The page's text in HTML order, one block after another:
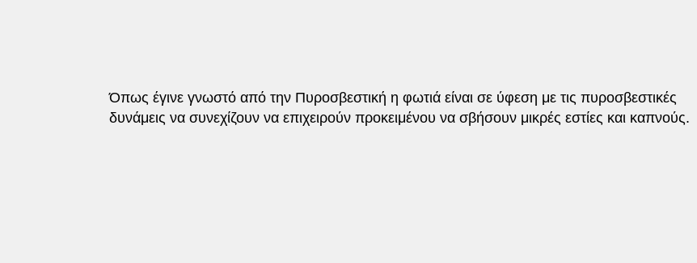
Όπως έγινε γνωστό από την Πυροσβεστική η φωτιά είναι σε ύφεση με τις πυροσβεστικές
δυνάμεις να συνεχίζουν να επιχειρούν προκειμένου να σβήσουν μικρές εστίες και καπνούς.